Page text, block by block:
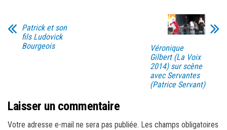
Patrick et son
fils Ludovick
Bourgeois
Véronique
Gilbert (La Voix
2014) sur scène
avec Servantes
(Patrice Servant)
Laisser un commentaire
Votre adresse e-mail ne sera pas publiée. Les champs obligatoires